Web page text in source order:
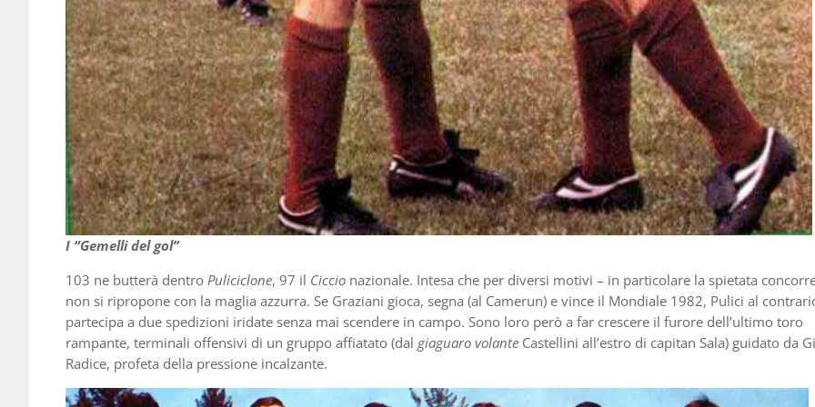
I “Gemelli del gol”
103 ne butterà dentro Puliciclone, 97 il Ciccio nazionale. Intesa che per diversi motivi – in particolare la spietata
non si ripropone con la maglia azzurra. Se Graziani gioca, segna (al Camerun) e vince il Mondiale 1982, Pulici al
partecipa a due spedizioni iridate senza mai scendere in campo. Sono loro però a far crescere il furore dell’ultimo toro
rampante, terminali offensivi di un gruppo affiatato (dal giaguaro volante Castellini all’estro di capitan Sala) guidato da
Radice, profeta della pressione incalzante.